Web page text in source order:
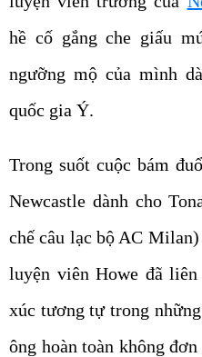
hề cố gắng che giấu
ngưỡng mộ của mình
quốc gia Ý.
Trong suốt cuộc bám
Newcastle dành cho
chế câu lạc bộ AC
luyện viên Howe đã
xúc tương tự trong
ông hoàn toàn không